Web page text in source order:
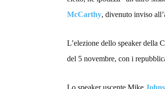
McCarthy, divenuto inviso
L’elezione dello speaker della
del 5 novembre, con i
Lo speaker uscente Mike